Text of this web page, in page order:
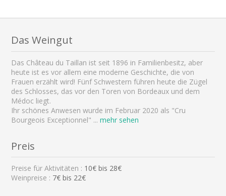
Das Weingut
Das Château du Taillan ist seit 1896 in Familienbesitz, aber
heute ist es vor allem eine moderne Geschichte, die von
Frauen erzählt wird! Fünf Schwestern führen heute die Zügel
des Schlosses, das vor den Toren von Bordeaux und dem
Médoc liegt.
Ihr schönes Anwesen wurde im Februar 2020 als "Cru
Bourgeois Exceptionnel" ... mehr sehen
Preis
Preise für Aktivitäten : 10€ bis 28€
Weinpreise : 7€ bis 22€